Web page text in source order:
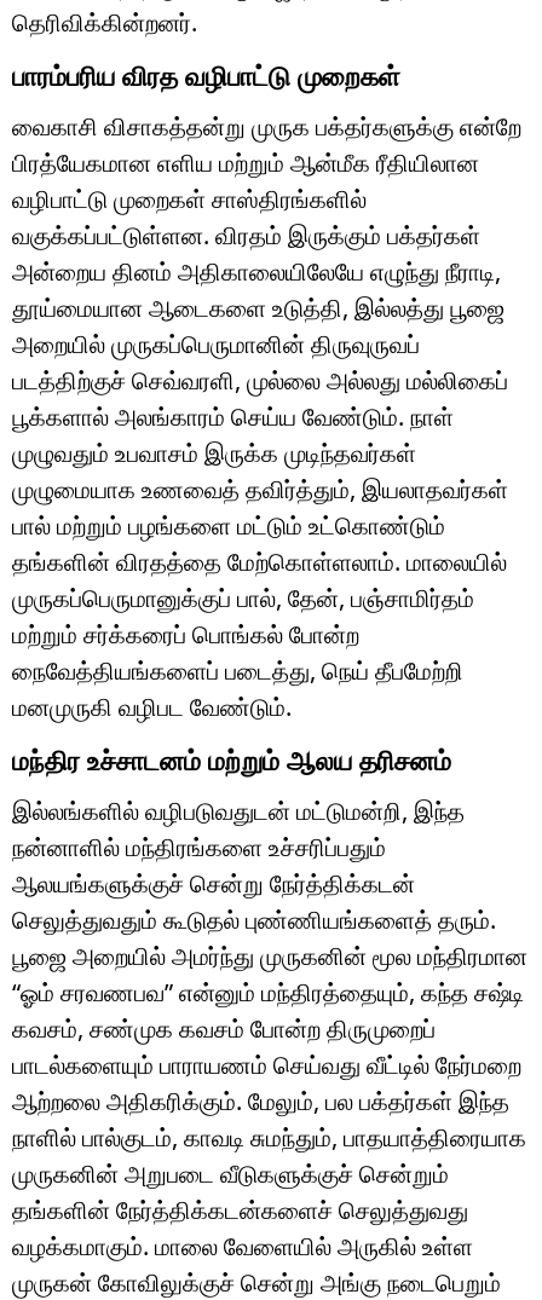
தெரிவிக்கின்றனர்.
பாரம்பரிய விரத வழிபாட்டு முறைகள்
வைகாசி விசாகத்தன்று முருக பக்தர்களுக்கு என்றே
பிரத்யேகமான எளிய மற்றும் ஆன்மீக ரீதியிலான
வழிபாட்டு முறைகள் சாஸ்திரங்களில்
வகுக்கப்பட்டுள்ளன. விரதம் இருக்கும் பக்தர்கள்
அன்றைய தினம் அதிகாலையிலேயே எழுந்து நீராடி,
தூய்மையான ஆடைகளை உடுத்தி, இல்லத்து பூஜை
அறையில் முருகப்பெருமானின் திருவுருவப்
படத்திற்குச் செவ்வரளி, முல்லை அல்லது மல்லிகைப்
பூக்களால் அலங்காரம் செய்ய வேண்டும். நாள்
முழுவதும் உபவாசம் இருக்க முடிந்தவர்கள்
முழுமையாக உணவைத் தவிர்த்தும், இயலாதவர்கள்
பால் மற்றும் பழங்களை மட்டும் உட்கொண்டும்
தங்களின் விரதத்தை மேற்கொள்ளலாம். மாலையில்
முருகப்பெருமானுக்குப் பால், தேன், பஞ்சாமிர்தம்
மற்றும் சர்க்கரைப் பொங்கல் போன்ற
நைவேத்தியங்களைப் படைத்து, நெய் தீபமேற்றி
மனமுருகி வழிபட வேண்டும்.
மந்திர உச்சாடனம் மற்றும் ஆலய தரிசனம்
இல்லங்களில் வழிபடுவதுடன் மட்டுமன்றி, இந்த
நன்னாளில் மந்திரங்களை உச்சரிப்பதும்
ஆலயங்களுக்குச் சென்று நேர்த்திக்கடன்
செலுத்துவதும் கூடுதல் புண்ணியங்களைத் தரும்.
பூஜை அறையில் அமர்ந்து முருகனின் மூல மந்திரமான
“ஓம் சரவணபவ” என்னும் மந்திரத்தையும், கந்த சஷ்டி
கவசம், சண்முக கவசம் போன்ற திருமுறைப்
பாடல்களையும் பாராயணம் செய்வது வீட்டில் நேர்மறை
ஆற்றலை அதிகரிக்கும். மேலும், பல பக்தர்கள் இந்த
நாளில் பால்குடம், காவடி சுமந்தும், பாதயாத்திரையாக
முருகனின் அறுபடை வீடுகளுக்குச் சென்றும்
தங்களின் நேர்த்திக்கடன்களைச் செலுத்துவது
வழக்கமாகும். மாலை வேளையில் அருகில் உள்ள
முருகன் கோவிலுக்குச் சென்று அங்கு நடைபெறும்